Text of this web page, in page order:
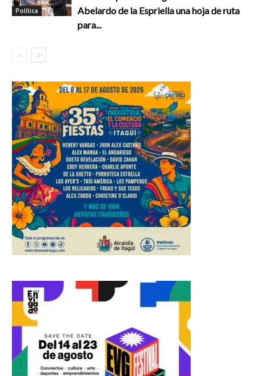
Política
Abelardo de la Espriella una hoja de ruta
para...